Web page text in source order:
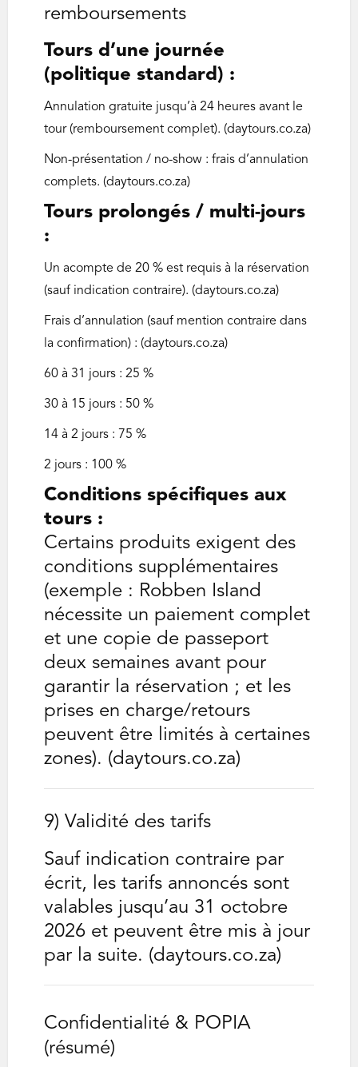
remboursements
Tours d’une journée
(politique standard) :
Annulation gratuite jusqu’à 24 heures avant le
tour (remboursement complet). (daytours.co.za)
Non-présentation / no-show : frais d’annulation
complets. (daytours.co.za)
Tours prolongés / multi-jours
:
Un acompte de 20 % est requis à la réservation
(sauf indication contraire). (daytours.co.za)
Frais d’annulation (sauf mention contraire dans
la confirmation) : (daytours.co.za)
60 à 31 jours : 25 %
30 à 15 jours : 50 %
14 à 2 jours : 75 %
2 jours : 100 %
Conditions spécifiques aux
tours :
Certains produits exigent des
conditions supplémentaires
(exemple : Robben Island
nécessite un paiement complet
et une copie de passeport
deux semaines avant pour
garantir la réservation ; et les
prises en charge/retours
peuvent être limités à certaines
zones). (daytours.co.za)
9) Validité des tarifs
Sauf indication contraire par
écrit, les tarifs annoncés sont
valables jusqu’au 31 octobre
2026 et peuvent être mis à jour
par la suite. (daytours.co.za)
Confidentialité & POPIA
(résumé)